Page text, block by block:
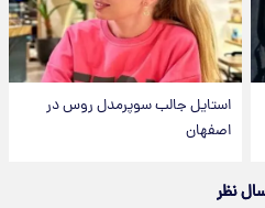
استایل جالب سوپرمدل روس در
اصفهان
نظر